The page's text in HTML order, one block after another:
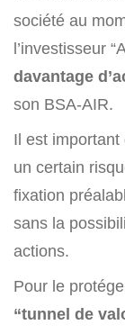
société au
l’investisseur
davantage
son BSA-AIR.
Il est important
un certain
fixation
sans la
actions.
Pour le
“tunnel de